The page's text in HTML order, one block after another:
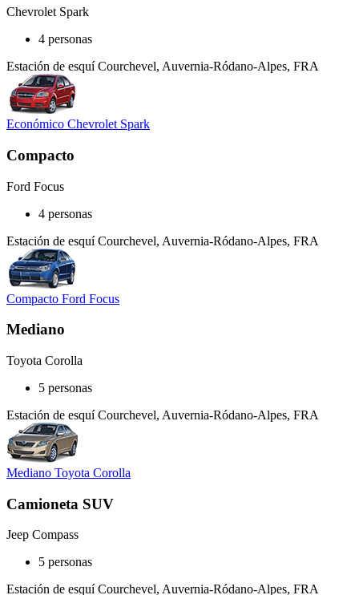
Chevrolet Spark
4 personas
Estación de esquí Courchevel, Auvernia-Ródano-Alpes, FRA
Económico Chevrolet Spark
Compacto
Ford Focus
4 personas
Estación de esquí Courchevel, Auvernia-Ródano-Alpes, FRA
Compacto Ford Focus
Mediano
Toyota Corolla
5 personas
Estación de esquí Courchevel, Auvernia-Ródano-Alpes, FRA
Mediano Toyota Corolla
Camioneta SUV
Jeep Compass
5 personas
Estación de esquí Courchevel, Auvernia-Ródano-Alpes, FRA